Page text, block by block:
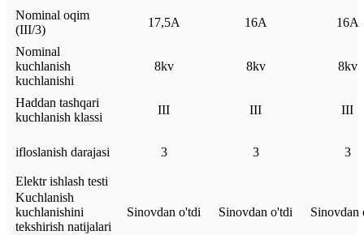
Nominal oqim
(III/3)
17,5A 16A 16A
Nominal
kuchlanish
kuchlanishi
8kv 8kv 8kv
Haddan tashqari
kuchlanish klassi
III III III
ifloslanish darajasi 3 3 3
Elektr ishlash testi
Kuchlanish
kuchlanishini
tekshirish natijalari
Sinovdan o'tdi Sinovdan o'tdi Sinovdan